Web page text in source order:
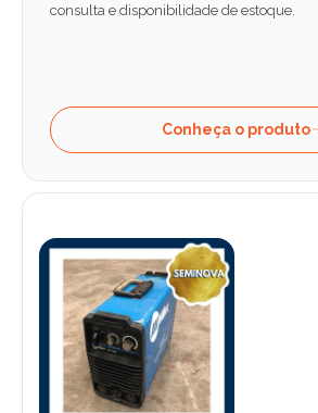
consulta e disponibilidade de estoque.
Conheça o produto